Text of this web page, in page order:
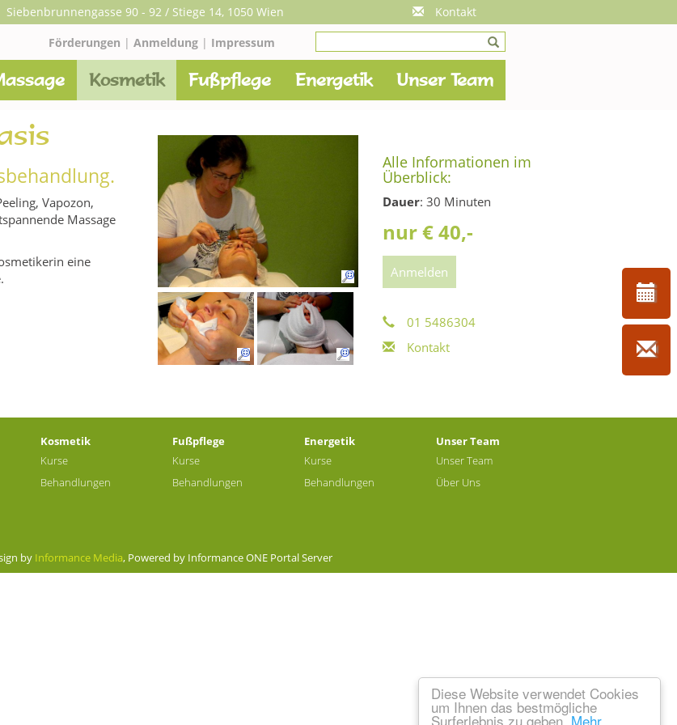
Diese Website verwendet Cookies
um Ihnen das bestmögliche
Surferlebnis zu geben. Mehr
Siebenbrunnengasse 90 - 92 / Stiege 14, 1050 Wien
Kontakt
Förderungen | Anmeldung | Impressum
Kosmetik Fußpflege Energetik Unser Team
Vapozon,
Massage
eine
Alle Informationen im
Überblick:
Dauer: 30 Minuten
nur € 40,-
Anmelden
01 5486304
Kontakt
Kosmetik
Kurse
Behandlungen
Fußpflege
Kurse
Behandlungen
Energetik
Kurse
Behandlungen
Unser Team
Unser Team
Über Uns
by Informance Media, Powered by Informance ONE Portal Server